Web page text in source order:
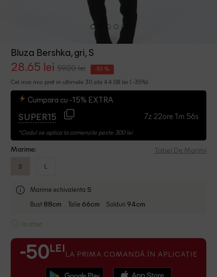
Bluza Bershka, gri, S
28.65 lei 59.00 lei -51 %
Cel mai mic pret in ultimele 30 zile 44.08 lei ( -35%)
Cumpara cu -15% EXTRA
SUPER15 7z 22ore 1m 56s
*Codul se aplica la comenzile peste 300 lei
Marime: Tabel De Marimi
S L
Marime echivalenta S
Bust 88cm Talie 66cm Solduri 94cm
In stoc
-50 LEI LA PRIMA COMANDĂ ÎN APLICAȚIE